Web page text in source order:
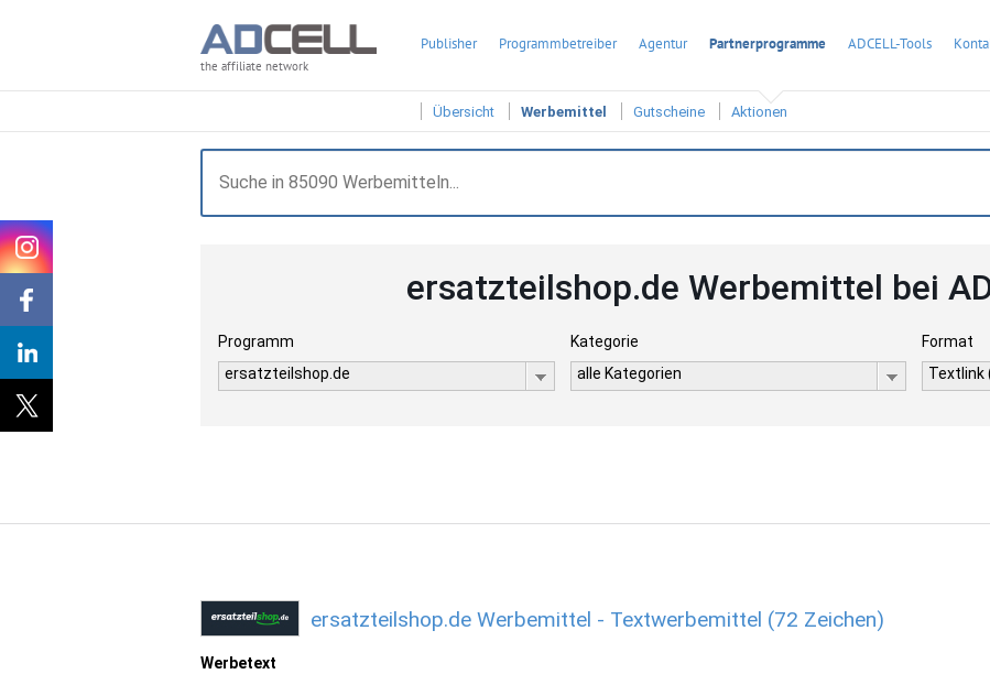
the affiliate network
Publisher Programmbetreiber Agentur Partnerprogramme ADCELL-Tools
Übersicht Werbemittel Gutscheine Aktionen
ersatzteilshop.de Werbemittel bei
Programm
ersatzteilshop.de
Kategorie
alle Kategorien
Format
Textlink
ersatzteilshop.de Werbemittel - Textwerbemittel (72 Zeichen)
Werbetext